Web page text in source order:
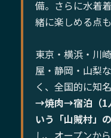
備。さらに水着
緒に楽しめる点
東京・横浜・川
屋・静岡・山梨
く、全国的に知
→焼肉→宿泊（1
いう「山賊村」
し、オープンか